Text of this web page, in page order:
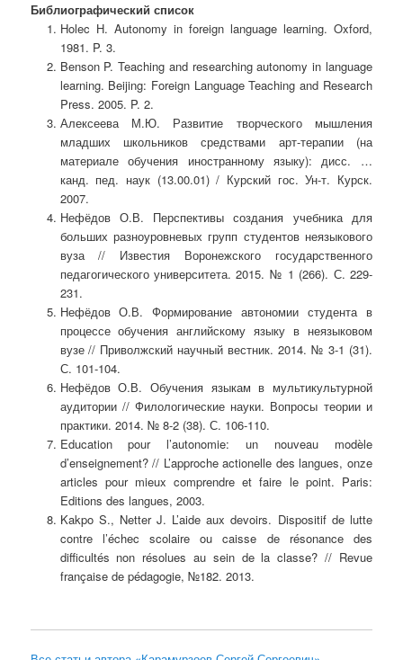
Библиографический список
Holec H. Autonomy in foreign language learning. Oxford,
1981. P. 3.
Benson P. Teaching and researching autonomy in language
learning. Beijing: Foreign Language Teaching and Research
Press. 2005. P. 2.
Алексеева М.Ю. Развитие творческого мышления
младших школьников средствами арт-терапии (на
материале обучения иностранному языку): дисс. …
канд. пед. наук (13.00.01) / Курский гос. Ун-т. Курск.
2007.
Нефёдов О.В. Перспективы создания учебника для
больших разноуровневых групп студентов неязыкового
вуза // Известия Воронежского государственного
педагогического университета. 2015. № 1 (266). С. 229-
231.
Нефёдов О.В. Формирование автономии студента в
процессе обучения английскому языку в неязыковом
вузе // Приволжский научный вестник. 2014. № 3-1 (31).
С. 101-104.
Нефёдов О.В. Обучения языкам в мультикультурной
аудитории // Филологические науки. Вопросы теории и
практики. 2014. № 8-2 (38). С. 106-110.
Education pour l’autonomie: un nouveau modèle
d’enseignement? // L’approche actionelle des langues, onze
articles pour mieux comprendre et faire le point. Paris:
Editions des langues, 2003.
Kakpo S., Netter J. L’aide aux devoirs. Dispositif de lutte
contre l’échec scolaire ou caisse de résonance des
difficultés non résolues au sein de la classe? // Revue
française de pédagogie, №182. 2013.